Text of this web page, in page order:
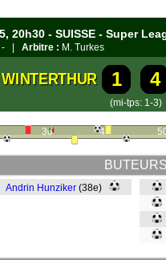
20h30 - SUISSE - Super
- | Arbitre : M. Turkes
WINTERTHUR 1 4
(mi-tps: 1-3)
30 40
BUTEURS
Andrin Hunziker (38e)